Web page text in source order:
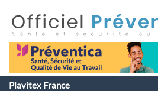
Plavitex France